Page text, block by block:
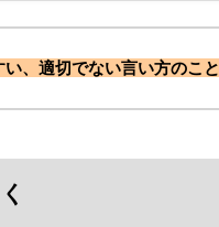
、適切でない言い方のこと